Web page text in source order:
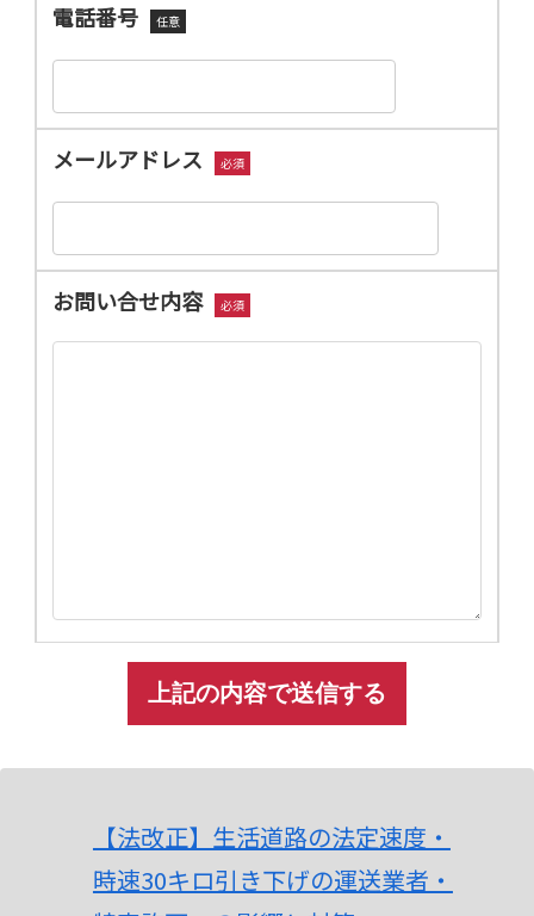
電話番号 任意
メールアドレス 必須
お問い合せ内容 必須
【法改正】生活道路の法定速度・
時速30キロ引き下げの運送業者・